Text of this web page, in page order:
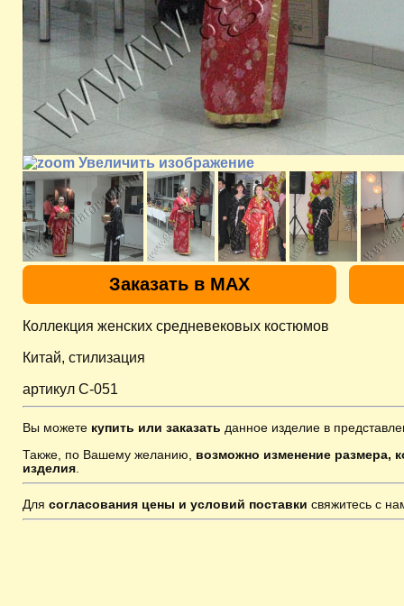
Увеличить изображение
Заказать в MAX
Коллекция женских средневековых костюмов
Китай, стилизация
артикул C-051
Вы можете купить или заказать данное изделие в
Также, по Вашему желанию, возможно изменение размера,
изделия
Для согласования цены и условий поставки свяжитесь с